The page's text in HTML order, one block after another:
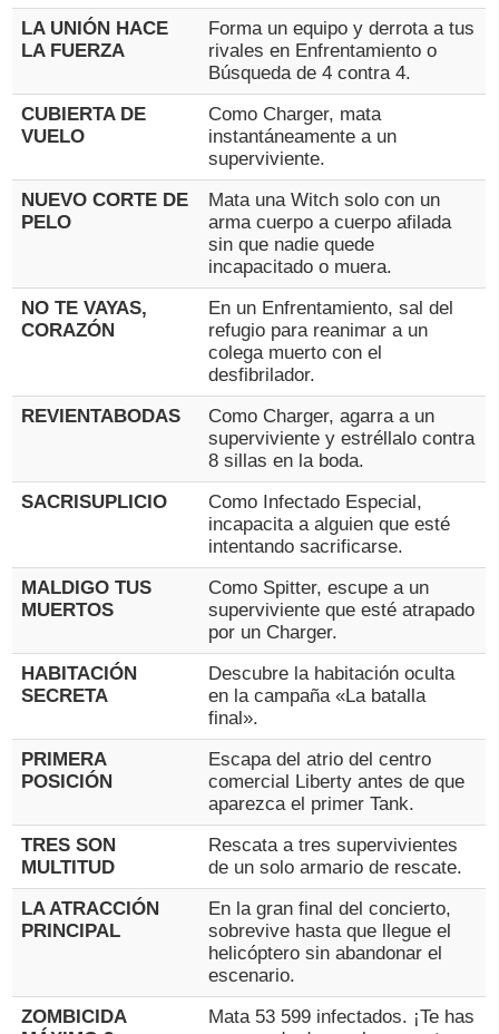
LA UNIÓN HACE
LA FUERZA
Forma un equipo y derrota a tus
rivales en Enfrentamiento o
Búsqueda de 4 contra 4.
CUBIERTA DE
VUELO
Como Charger, mata
instantáneamente a un
superviviente.
NUEVO CORTE DE
PELO
Mata una Witch solo con un
arma cuerpo a cuerpo afilada
sin que nadie quede
incapacitado o muera.
NO TE VAYAS,
CORAZÓN
En un Enfrentamiento, sal del
refugio para reanimar a un
colega muerto con el
desfibrilador.
REVIENTABODAS
Como Charger, agarra a un
superviviente y estréllalo contra
8 sillas en la boda.
SACRISUPLICIO
Como Infectado Especial,
incapacita a alguien que esté
intentando sacrificarse.
MALDIGO TUS
MUERTOS
Como Spitter, escupe a un
superviviente que esté atrapado
por un Charger.
HABITACIÓN
SECRETA
Descubre la habitación oculta
en la campaña «La batalla
final».
PRIMERA
POSICIÓN
Escapa del atrio del centro
comercial Liberty antes de que
aparezca el primer Tank.
TRES SON
MULTITUD
Rescata a tres supervivientes
de un solo armario de rescate.
LA ATRACCIÓN
PRINCIPAL
En la gran final del concierto,
sobrevive hasta que llegue el
helicóptero sin abandonar el
escenario.
ZOMBICIDA
Mata 53 599 infectados. ¡Te has